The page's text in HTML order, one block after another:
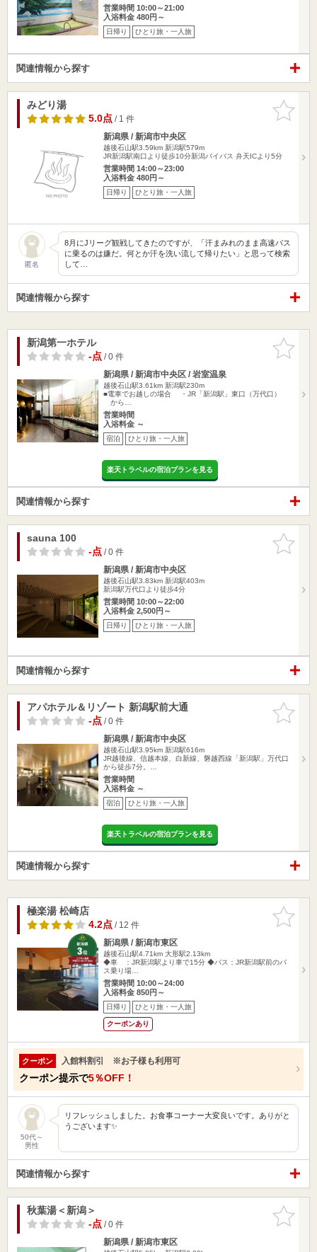
営業時間 10:00～21:00
入浴料金 480円～
日帰り ひとり旅・一人旅
関連情報から探す
お気に入
りに追加
みどり湯
5.0点/ 1 件
新潟県 / 新潟市中央区
越後石山駅3.59km 新潟駅579m
JR新潟駅南口より徒歩10分新潟バイパス 弁天ICより5分
営業時間 14:00～23:00
入浴料金 480円～
日帰り ひとり旅・一人旅
匿名
8月にJリーグ観戦してきたのですが、「汗まみれのまま高速バス
に乗るのは嫌だ。何とか汗を洗い流して帰りたい」と思って検索
して…
関連情報から探す
お気に入
りに追加
新潟第一ホテル
-点/ 0 件
新潟県 / 新潟市中央区 / 岩室温泉
越後石山駅3.61km 新潟駅230m
■電車でお越しの場合 ・JR「新潟駅」東口（万代口）
から…
営業時間
入浴料金 ～
宿泊 ひとり旅・一人旅
楽天トラベルの宿泊プランを見る
関連情報から探す
お気に入
りに追加
sauna 100
-点/ 0 件
新潟県 / 新潟市中央区
越後石山駅3.83km 新潟駅403m
新潟駅万代口より徒歩4分
営業時間 10:00～22:00
入浴料金 2,500円～
日帰り ひとり旅・一人旅
関連情報から探す
お気に入
りに追加
アパホテル＆リゾート 新潟駅前大通
-点/ 0 件
新潟県 / 新潟市中央区
越後石山駅3.95km 新潟駅616m
JR越後線、信越本線、白新線、磐越西線「新潟駅」万代口
から徒歩7分。…
営業時間
入浴料金 ～
宿泊 ひとり旅・一人旅
楽天トラベルの宿泊プランを見る
関連情報から探す
お気に入
りに追加
極楽湯 松崎店
4.2点/ 12 件
新潟県 / 新潟市東区
越後石山駅4.71km 大形駅2.13km
◆車 ：JR新潟駅より車で15分 ◆バス：JR新潟駅前のバ
ス乗り場…
営業時間 10:00～24:00
入浴料金 850円～
日帰り ひとり旅・一人旅
クーポンあり
クーポン 入館料割引 ※お子様も利用可
クーポン提示で5％OFF！
50代～
男性
リフレッシュしました。お食事コーナー大変良いです。ありがと
うございます✨
関連情報から探す
お気に入
りに追加
秋葉湯＜新潟＞
-点/ 0 件
新潟県 / 新潟市東区